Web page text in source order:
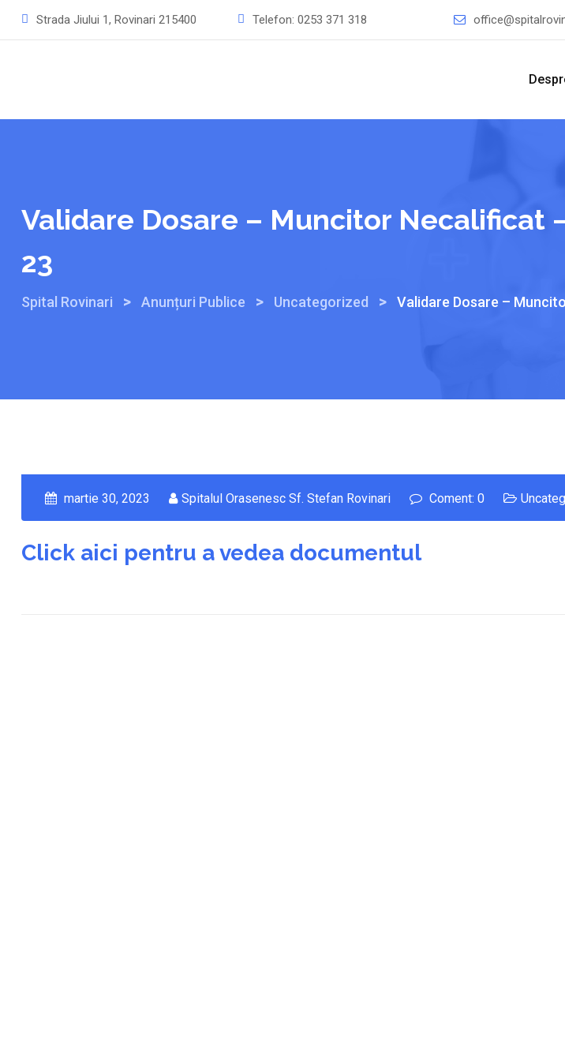
Strada Jiului 1, Rovinari 215400 Telefon: 0253 371 318
Validare Dosare – Muncitor Necalificat
23
Spital Rovinari > Anunțuri Publice > Uncategorized > Validare Dosare –
martie 30, 2023 Spitalul Orasenesc Sf. Stefan Rovinari Coment: 0
Click aici pentru a vedea documentul